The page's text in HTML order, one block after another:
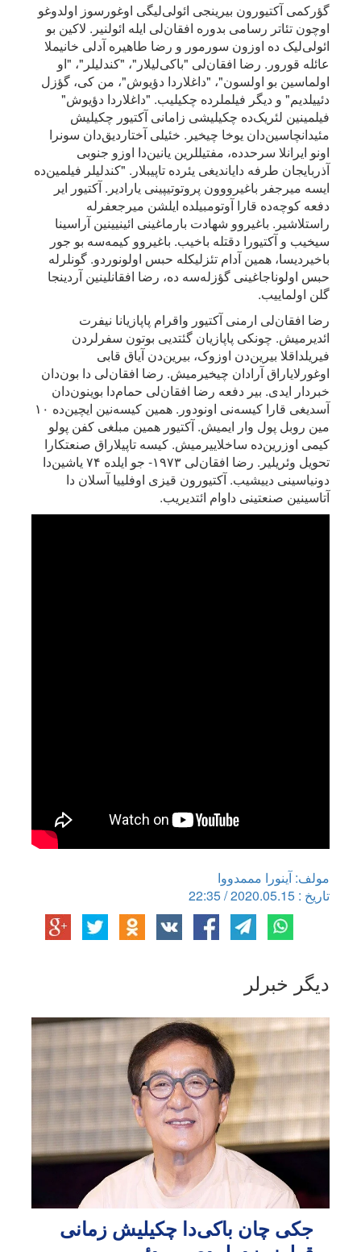
گؤرکمی آکتیورون بیرینجی ائولی‌لیگی اوغورسوز اولدوغو
اوچون تئاتر رسامی بدوره افقان‌لی ایله ائولنیر. لاکین بو
ائولی‌لیک ده اوزون سورمور و رضا طاهیره آدلی خانیملا
عائله قورور. رضا افقان‌لی "باکی‌لیلار"، "کندلیلر"، "او
اولماسین بو اولسون"، "داغلاردا دؤیوش"، من کی، گؤزل
دئییلدیم" و دیگر فیلملرده چکیلیب. "داغلاردا دؤیوش"
فیلمینین لئریک‌ده چکیلیشی زامانی آکتیور چکیلیش
مئیدانچاسین‌دان یوخا چیخیر. خئیلی آختاردیق‌دان سونرا
اونو ایرانلا سرحدده، مفتیللرین یانین‌دا اوزو جنوبی
آذربایجان طرفه دایاندیغی یئرده تاپیبلار. "کندلیلر فیلمین‌ده
ایسه میرجفر باغیرووون پروتوتیپینی یارادیر. آکتیور ایر
دفعه کوچه‌ده قارا آوتومبیلده ایلشن میرجعفرله
راستلاشیر. باغیروو شهادت بارماغینی ائینیینین آراسینا
سیخیب و آکتیورا دقتله باخیب. باغیروو کیمه‌سه بو جور
باخیردیسا، همین آدام تئزلیکله حبس اولونوردو. گونلرله
حبس اولوناجاغینی گؤزله‌سه ده، رضا افقانلینین آردینجا
گلن اولماییب.
رضا افقان‌لی ارمنی آکتیور واقرام پاپازیانا نیفرت
ائدیرمیش. چونکی پاپازیان گئتدیی بوتون سفرلردن
فیریلداقلا بیرین‌دن اوزوک، بیرین‌دن آیاق قابی
اوغورلایاراق آرادان چیخیرمیش. رضا افقان‌لی دا بون‌دان
خبردار ایدی. بیر دفعه رضا افقان‌لی حمام‌دا بوینون‌دان
آسدیغی قارا کیسه‌نی اونودور. همین کیسه‌نین ایچین‌ده ۱۰
مین روبل پول وار ایمیش. آکتیور همین مبلغی کفن پولو
کیمی اوزرین‌ده ساخلاییرمیش. کیسه تاپیلاراق صنعتکارا
تحویل وئریلیر. رضا افقان‌لی ۱۹۷۳- جو ایلده ۷۴ یاشین‌دا
دونیاسینی دییشیب. آکتیورون قیزی اوفلییا آسلان دا
آتاسینین صنعتینی داوام ائتدیریب.
مولف: آینورا مممدووا
تاریخ : 2020.05.15 / 22:35
دیگر خبرلر
جکی چان باکی‌دا چکیلیش زمانی